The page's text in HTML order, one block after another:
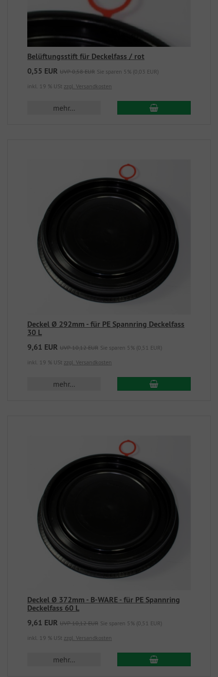
Belüftungsstift für Deckelfass / rot
0,55 EUR UVP 0,58 EUR Sie sparen 5% (0,03 EUR)
inkl. 19 % USt zzgl. Versandkosten
mehr...
Deckel Ø 292mm - für PE Spannring Deckelfass
30 L
9,61 EUR UVP 10,12 EUR Sie sparen 5% (0,51 EUR)
inkl. 19 % USt zzgl. Versandkosten
mehr...
Deckel Ø 372mm - B-WARE - für PE Spannring
Deckelfass 60 L
9,61 EUR UVP 10,12 EUR Sie sparen 5% (0,51 EUR)
inkl. 19 % USt zzgl. Versandkosten
mehr...